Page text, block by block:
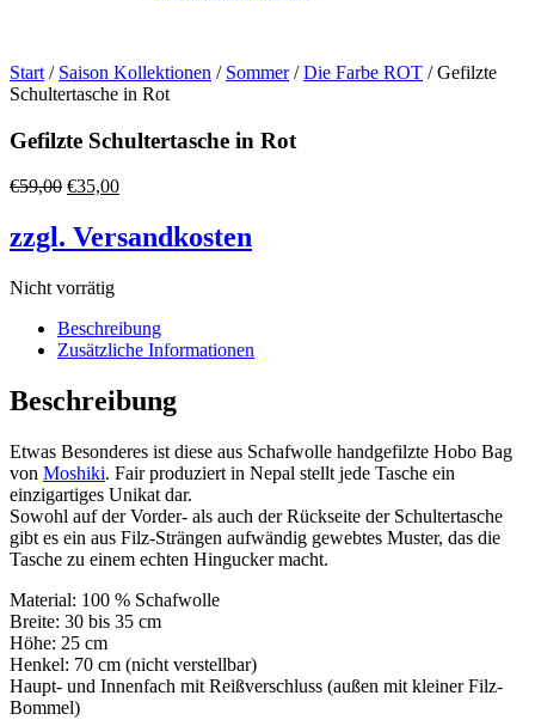
Start / Saison Kollektionen / Sommer/Die Farbe ROT / Gefilzte
Schultertasche in Rot
Gefilzte Schultertasche in Rot
€59,00 Ursprünglicher
war:
€59,00
€35,00Aktueller
ist:
€35,00.
zzgl. Versandkosten
Nicht vorrätig
Beschreibung
Zusätzliche Informationen
Beschreibung
Etwas Besonderes ist diese aus Schafwolle handgefilzte Hobo Bag
von Moshiki. Fair produziert in Nepal stellt jede Tasche ein
einzigartiges Unikat dar.
Sowohl auf der Vorder- als auch der Rückseite der Schultertasche
gibt es ein aus Filz-Strängen aufwändig gewebtes Muster, das die
Tasche zu einem echten Hingucker macht.
Material: 100 % Schafwolle
Breite: 30 bis 35 cm
Höhe: 25 cm
Henkel: 70 cm (nicht verstellbar)
Haupt- und Innenfach mit Reißverschluss (außen mit kleiner Filz-
Bommel)